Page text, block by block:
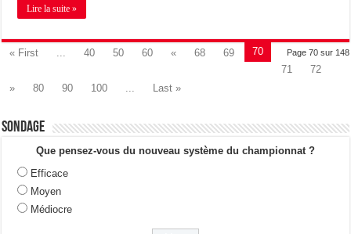
Lire la suite »
Page 70 sur 148
« First 40 50 60 « 68 69
70
71
72
»
80 90 100 Last »
Sondage
Que pensez-vous du nouveau système du championnat ?
Efficace
Moyen
Médiocre